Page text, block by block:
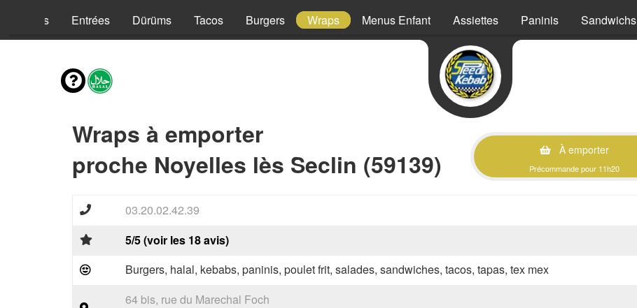
Kebabs Entrées Dürüms Tacos Burgers Wraps Menus Enfant Assiettes Paninis Sandwichs
Wraps à emporter
proche Noyelles lès Seclin (59139)
À emporter
Précommande pour 11h20
03.20.02.42.39
5/5 (voir les 18 avis)
Burgers, halal, kebabs, paninis, poulet frit, salades, sandwiches, tacos, tapas, tex mex
64 bis, rue du Marechal Foch